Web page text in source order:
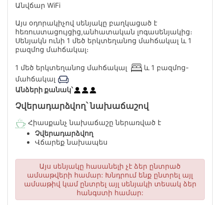
Անվճար WiFi
Այս օդորակիչով սենյակը բաղկացած է
հեռուստացույցից,անհատական լոգասենյակից։
Սենյակն ունի 1 մեծ երկտեղանոց մահճակալ և 1
բազմոց մահճակալ։
1 մեծ երկտեղանոց մահճակալ
և 1 բազմոց-
մահճակալ
Անձերի քանակ՝
Չվերադարձվող՝ նախաճաշով
Հիասքանչ նախաճաշը ներառված է
Չվերադարձվող
Վճարեք նախապես
Այս սենյակը հասանելի չէ ձեր ընտրած
ամսաթվերի համար: Խնդրում ենք ընտրել այլ
ամսաթիվ կամ ընտրել այլ սենյակի տեսակ ձեր
հանգստի համար: